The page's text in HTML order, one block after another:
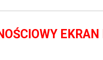
EKRAN